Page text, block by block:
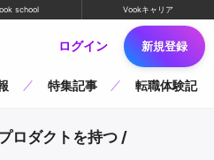
school Vookキャリア
ログイン 新規登録
特集記事 転職体験記
ロダクトを持つ /